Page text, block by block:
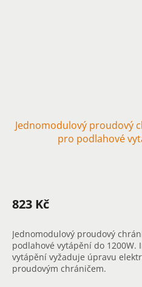
Jednomodulový proudový
pro podlahové
823 Kč
Jednomodulový proudový
podlahové vytápění do 1200W.
vytápění vyžaduje úpravu
proudovým chráničem.